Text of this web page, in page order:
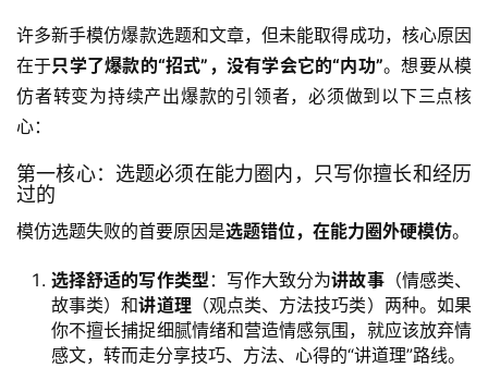
许多新手模仿爆款选题和文章，但未能取得成功，核心原因
在于只学了爆款的“招式”，没有学会它的“内功”。想要从模
仿者转变为持续产出爆款的引领者，必须做到以下三点核
心：
第一核心：选题必须在能力圈内，只写你擅长和经历
过的
模仿选题失败的首要原因是选题错位，在能力圈外硬模仿。
选择舒适的写作类型 ：写作大致分为讲故事（情感类、
故事类）和讲道理 （观点类、方法技巧类）两种。如果
你不擅长捕捉细腻情绪和营造情感氛围，就应该放弃情
感文，转而走分享技巧、方法、心得的“讲道理”路线。